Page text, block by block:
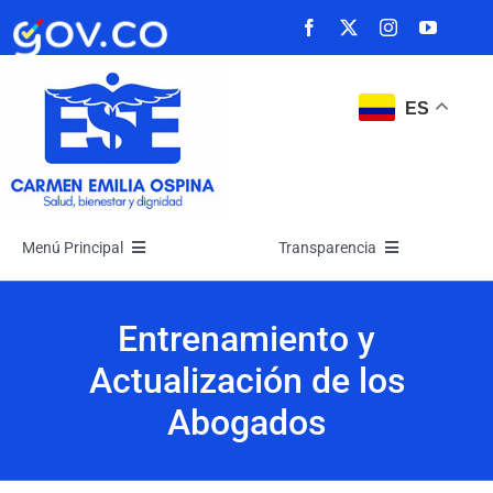
Saltar
ES
Menú Principal
La Empresa
Transparencia
Atención y Servicios a la Ciudadanía
Entrenamiento y
Actualización de los
Abogados